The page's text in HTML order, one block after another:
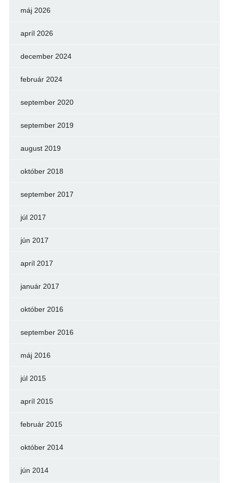
máj 2026
apríl 2026
december 2024
február 2024
september 2020
september 2019
august 2019
október 2018
september 2017
júl 2017
jún 2017
apríl 2017
január 2017
október 2016
september 2016
máj 2016
júl 2015
apríl 2015
február 2015
október 2014
jún 2014